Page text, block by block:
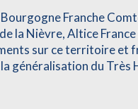
Franche
la Nièvre, Altice France
sur ce territoire et
généralisation du Très